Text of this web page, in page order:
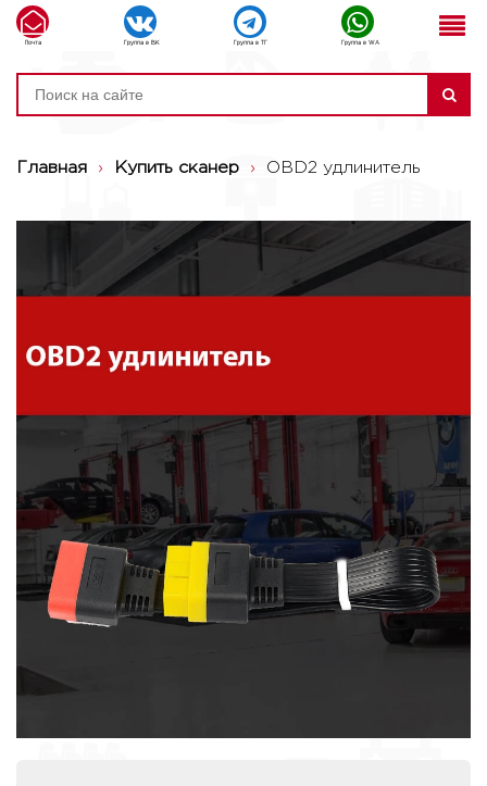
Почта Группа в ВК Группа в ТГ Группа в WA
Главная › Купить сканер › OBD2 удлинитель